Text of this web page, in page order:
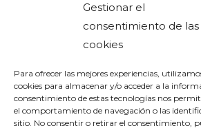
Gestionar el
consentimiento de las
cookies
Para ofrecer las mejores experiencias,
cookies para almacenar y/o acceder a la
consentimiento de estas tecnologías nos
el comportamiento de navegación o las
sitio. No consentir o retirar el consentimiento,
: Estepona (Málaga)
Correo electrónico:
Facebook
Instagram
YouTube